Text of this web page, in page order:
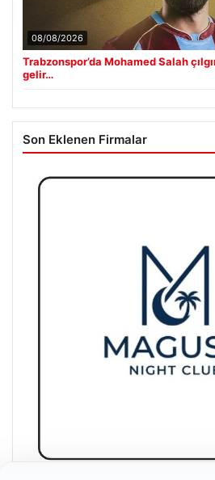
08/08/2026
Trabzonspor’da Mohamed Salah
gelir…
Son Eklenen Firmalar